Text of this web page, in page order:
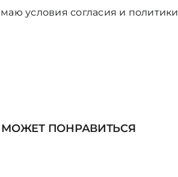
условиясогласия и политики
ПОНРАВИТЬСЯ